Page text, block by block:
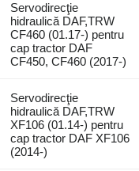
Servodirecţie
hidraulică DAF,TRW
CF460 (01.17-) pentru
cap tractor DAF
CF450, CF460 (2017-)
Servodirecţie
hidraulică DAF,TRW
XF106 (01.14-) pentru
cap tractor DAF XF106
(2014-)